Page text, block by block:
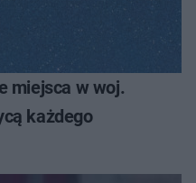
miejsca w woj.
każdego